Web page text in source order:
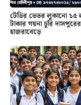
টেডির ভেতর লুকানো ১৫
টাকার গয়না চুরি দাসপুরের
হাজরাবেড়ে